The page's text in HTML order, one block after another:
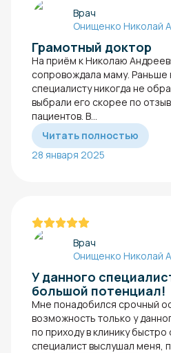
Врач
Онищенко Николай
Грамотный доктор
На приём к Николаю
сопровождала маму. Раньше
специалисту никогда не
выбрали его скорее по
пациентов. В...
Читать полностью
28 января 2025
Врач
Онищенко Николай
У данного
большой потенциал!
Мне понадобился срочный
возможность только у
по приходу в клинику
специалист выслушал меня,